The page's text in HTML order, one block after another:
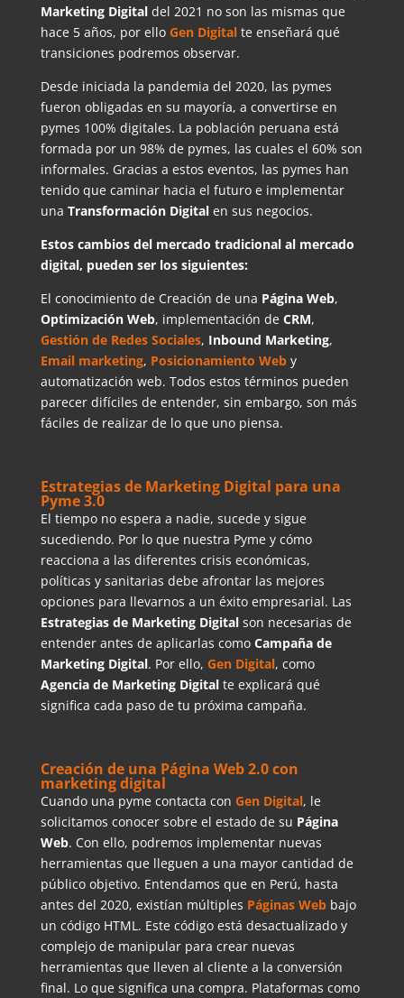
Marketing Digital del 2021 no son las mismas que
hace 5 años, por ello Gen Digital te enseñará qué
transiciones podremos observar.
Desde iniciada la pandemia del 2020, las pymes
fueron obligadas en su mayoría, a convertirse en
pymes 100% digitales. La población peruana está
formada por un 98% de pymes, las cuales el 60% son
informales. Gracias a estos eventos, las pymes han
tenido que caminar hacia el futuro e implementar
una Transformación Digital en sus negocios.
Estos cambios del mercado tradicional al mercado
digital, pueden ser los siguientes:
El conocimiento de Creación de una Página Web,
Optimización Web, implementación de CRM,
Gestión de Redes Sociales, Inbound Marketing,
Email marketing, Posicionamiento Web y
automatización web. Todos estos términos pueden
parecer difíciles de entender, sin embargo, son más
fáciles de realizar de lo que uno piensa.
Estrategias de Marketing Digital para una
Pyme 3.0
El tiempo no espera a nadie, sucede y sigue
sucediendo. Por lo que nuestra Pyme y cómo
reacciona a las diferentes crisis económicas,
políticas y sanitarias debe afrontar las mejores
opciones para llevarnos a un éxito empresarial. Las
Estrategias de Marketing Digital son necesarias de
entender antes de aplicarlas como Campaña de
Marketing Digital. Por ello, Gen Digital, como
Agencia de Marketing Digital te explicará qué
significa cada paso de tu próxima campaña.
Creación de una Página Web 2.0 con
marketing digital
Cuando una pyme contacta con Gen Digital, le
solicitamos conocer sobre el estado de su Página
Web. Con ello, podremos implementar nuevas
herramientas que lleguen a una mayor cantidad de
público objetivo. Entendamos que en Perú, hasta
antes del 2020, existían múltiples Páginas Web bajo
un código HTML. Este código está desactualizado y
complejo de manipular para crear nuevas
herramientas que lleven al cliente a la conversión
final. Lo que significa una compra. Plataformas como